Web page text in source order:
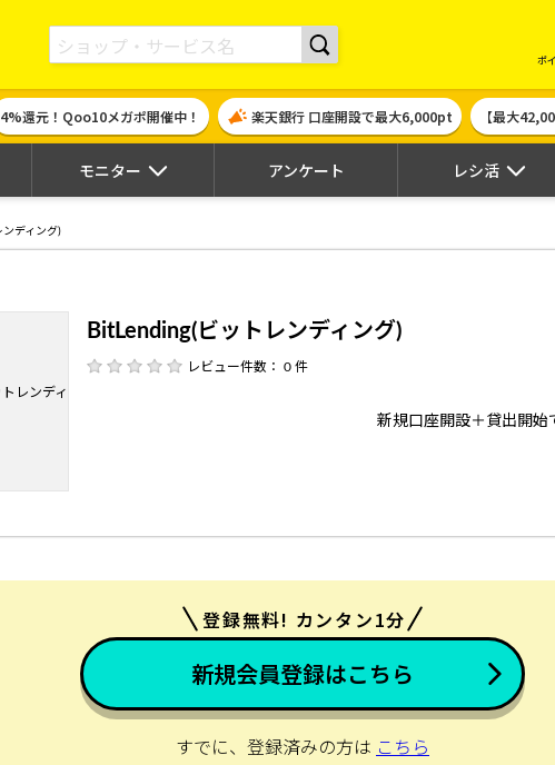
ト貯めて現金やギフト券に交換できるポイントサイト | ハピタス
ポ
4%還元！Qoo10メガポ開催中！ 楽天銀行 口座開設で最大6,000pt 【最大
モニター アンケート レシ活
ンディング)
BitLending(ビットレンディング)
レビュー件数： 0 件
新規口座開設＋貸出開始
登録無料! カンタン1分
新規会員登録はこちら
すでに、登録済みの方は こちら